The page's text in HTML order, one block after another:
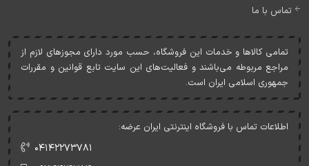
تماس با ما
تمامی کالاها و خدمات اين فروشگاه، حسب مورد دارای مجوزهای لازم از
مراجع مربوطه می‌باشند و فعاليت‌های اين سايت تابع قوانين و مقررات
جمهوری اسلامی ايران است.
اطلاعات تماس با فروشگاه اینترنتی ایران عرضه:
۰۴۱۴۲۲۷۳۷۸۱